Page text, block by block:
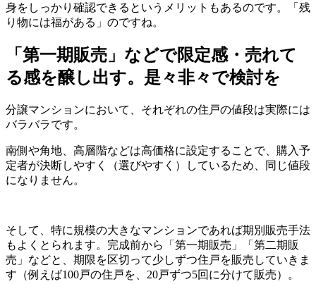
身をしっかり確認できるというメリットもあるのです。「残
り物には福がある」のですね。
「第一期販売」などで限定感・売れて
る感を醸し出す。是々非々で検討を
分譲マンションにおいて、それぞれの住戸の値段は実際には
バラバラです。
南側や角地、高層階などは高価格に設定することで、購入予
定者が決断しやすく（選びやすく）しているため、同じ値段
になりません。
そして、特に規模の大きなマンションであれば期別販売手法
もよくとられます。完成前から「第一期販売」「第二期販
売」などと、期限を区切って少しずつ住戸を販売していきま
す（例えば100戸の住戸を、20戸ずつ5回に分けて販売）。